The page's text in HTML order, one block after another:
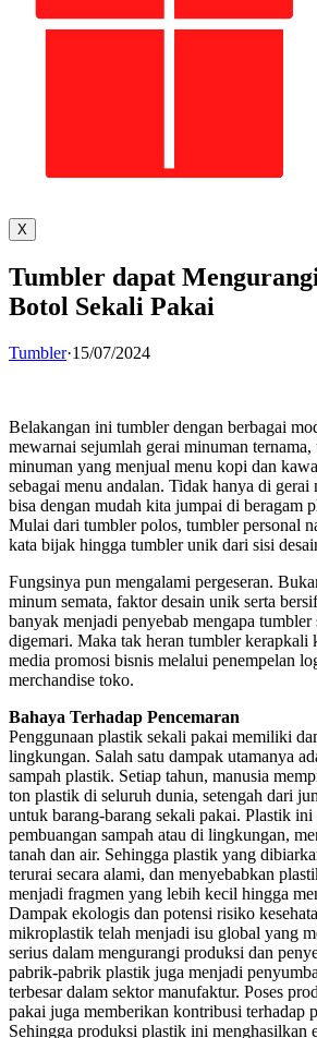
X
Tumbler dapat
Botol Sekali Pakai
Tumbler·15/07/2024
Belakangan ini tumbler dengan berbagai
mewarnai sejumlah gerai minuman ternama,
minuman yang menjual menu kopi dan
sebagai menu andalan. Tidak hanya di
bisa dengan mudah kita jumpai di beragam
Mulai dari tumbler polos, tumbler personal
kata bijak hingga tumbler unik dari sisi
Fungsinya pun mengalami pergeseran.
minum semata, faktor desain unik serta
banyak menjadi penyebab mengapa
digemari. Maka tak heran tumbler kerapkali
media promosi bisnis melalui penempelan
merchandise toko.
Bahaya Terhadap Pencemaran
Penggunaan plastik sekali pakai memiliki
lingkungan. Salah satu dampak utamanya
sampah plastik. Setiap tahun, manusia
ton plastik di seluruh dunia, setengah dari
untuk barang-barang sekali pakai. Plastik
pembuangan sampah atau di lingkungan,
tanah dan air. Sehingga plastik yang
terurai secara alami, dan menyebabkan
menjadi fragmen yang lebih kecil hingga
Dampak ekologis dan potensi risiko
mikroplastik telah menjadi isu global yang
serius dalam mengurangi produksi dan
pabrik-pabrik plastik juga menjadi
terbesar dalam sektor manufaktur. Poses
pakai juga memberikan kontribusi terhadap
Sehingga produksi plastik ini menghasilkan